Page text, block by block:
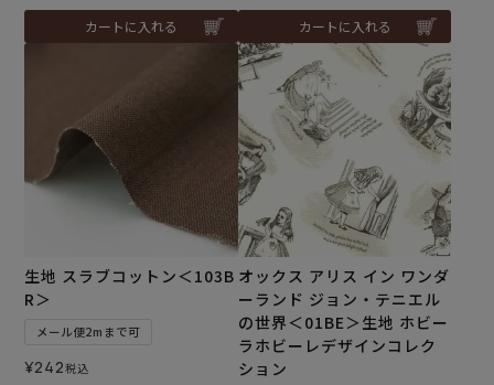
カートに入れる カートに入れる
生地 スラブコットン＜103B
R＞
メール便2mまで可
¥242税込
オックス アリス イン ワンダ
ーランド ジョン・テニエル
の世界＜01BE＞生地 ホビー
ラホビーレデザインコレク
ション